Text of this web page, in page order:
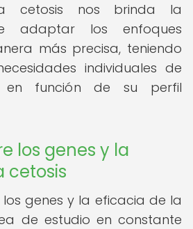
cetosis nos brinda la
adaptar los enfoques
más precisa, teniendo
individuales de
en función de su perfil
los genes y la
cetosis
genes y la eficacia de la
de estudio en constante